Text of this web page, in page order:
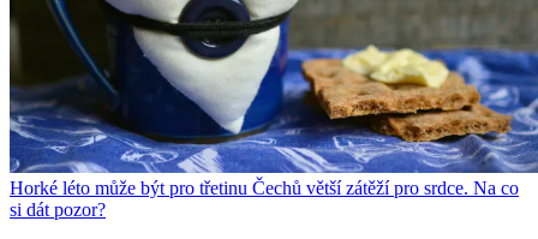
Horké léto může být pro třetinu Čechů větší zátěží pro srdce. Na co
si dát pozor?